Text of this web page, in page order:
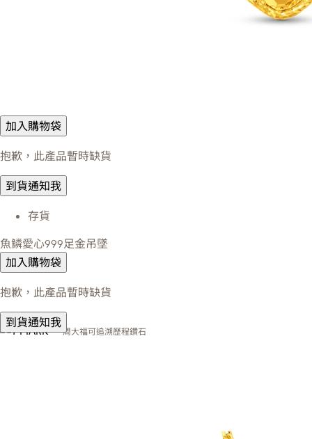
加入購物袋
抱歉，此產品暫時缺貨
到貨通知我
存貨
魚鱗愛心999足金吊墜
加入購物袋
抱歉，此產品暫時缺貨
到貨通知我
周大福可追溯歷程鑽石